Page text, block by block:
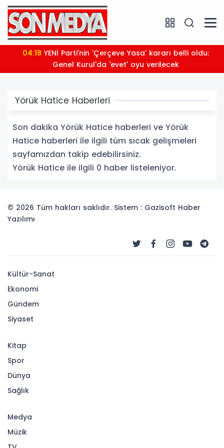
04:18YENİ Parti'nin 'Çerçeve Yasa' kararı belli oldu:
Genel Kurul'da 'evet' oyu verilecek
Yörük Hatice Haberleri
Son dakika Yörük Hatice haberleri ve Yörük
Hatice haberleri ile ilgili tüm sıcak gelişmeleri
sayfamızdan takip edebilirsiniz.
Yörük Hatice ile ilgili 0 haber listeleniyor.
© 2026 Tüm hakları saklıdır. Sistem : Gazisoft Haber
Yazılımı
Kültür-Sanat
Ekonomi
Gündem
Siyaset
Kitap
Spor
Dünya
Sağlık
Medya
Müzik